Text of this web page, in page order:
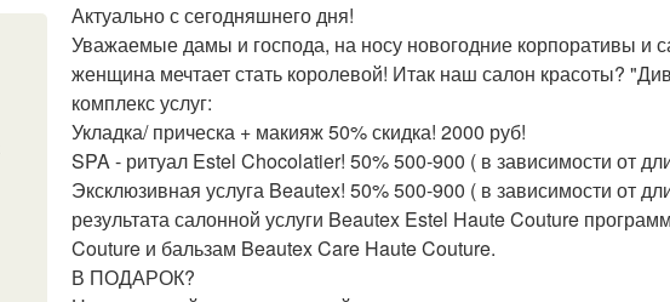
Актуально с сегодняшнего дня!
Уважаемые дамы и господа, на носу новогодние корпоративы и
женщина мечтает стать королевой! Итак наш салон красоты?
комплекс услуг:
Укладка/ прическа + макияж 50% скидка! 2000 руб!
SPA - ритуал Estel Chocolatier! 50% 500-900 ( в зависимости от
Эксклюзивная услуга Beautex! 50% 500-900 ( в зависимости от
результата салонной услуги Beautex Estel Haute Couture
Couture и бальзам Beautex Care Haute Couture.
В ПОДАРОК?